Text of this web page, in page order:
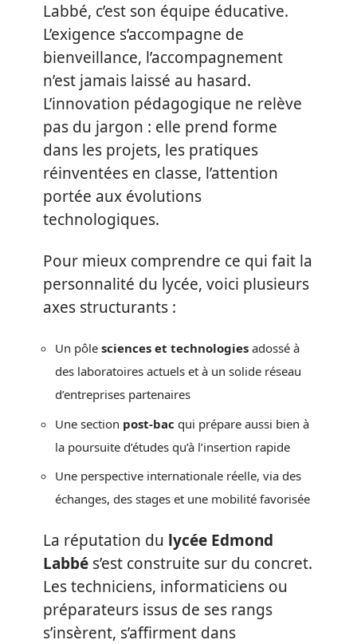
Labbé, c’est son équipe éducative.
L’exigence s’accompagne de
bienveillance, l’accompagnement
n’est jamais laissé au hasard.
L’innovation pédagogique ne relève
pas du jargon : elle prend forme
dans les projets, les pratiques
réinventées en classe, l’attention
portée aux évolutions
technologiques.
Pour mieux comprendre ce qui fait la
personnalité du lycée, voici plusieurs
axes structurants :
Un pôle sciences et technologies adossé à
des laboratoires actuels et à un solide réseau
d’entreprises partenaires
Une section post-bac qui prépare aussi bien à
la poursuite d’études qu’à l’insertion rapide
Une perspective internationale réelle, via des
échanges, des stages et une mobilité favorisée
La réputation du lycée Edmond
Labbé s’est construite sur du concret.
Les techniciens, informaticiens ou
préparateurs issus de ses rangs
s’insèrent, s’affirment dans